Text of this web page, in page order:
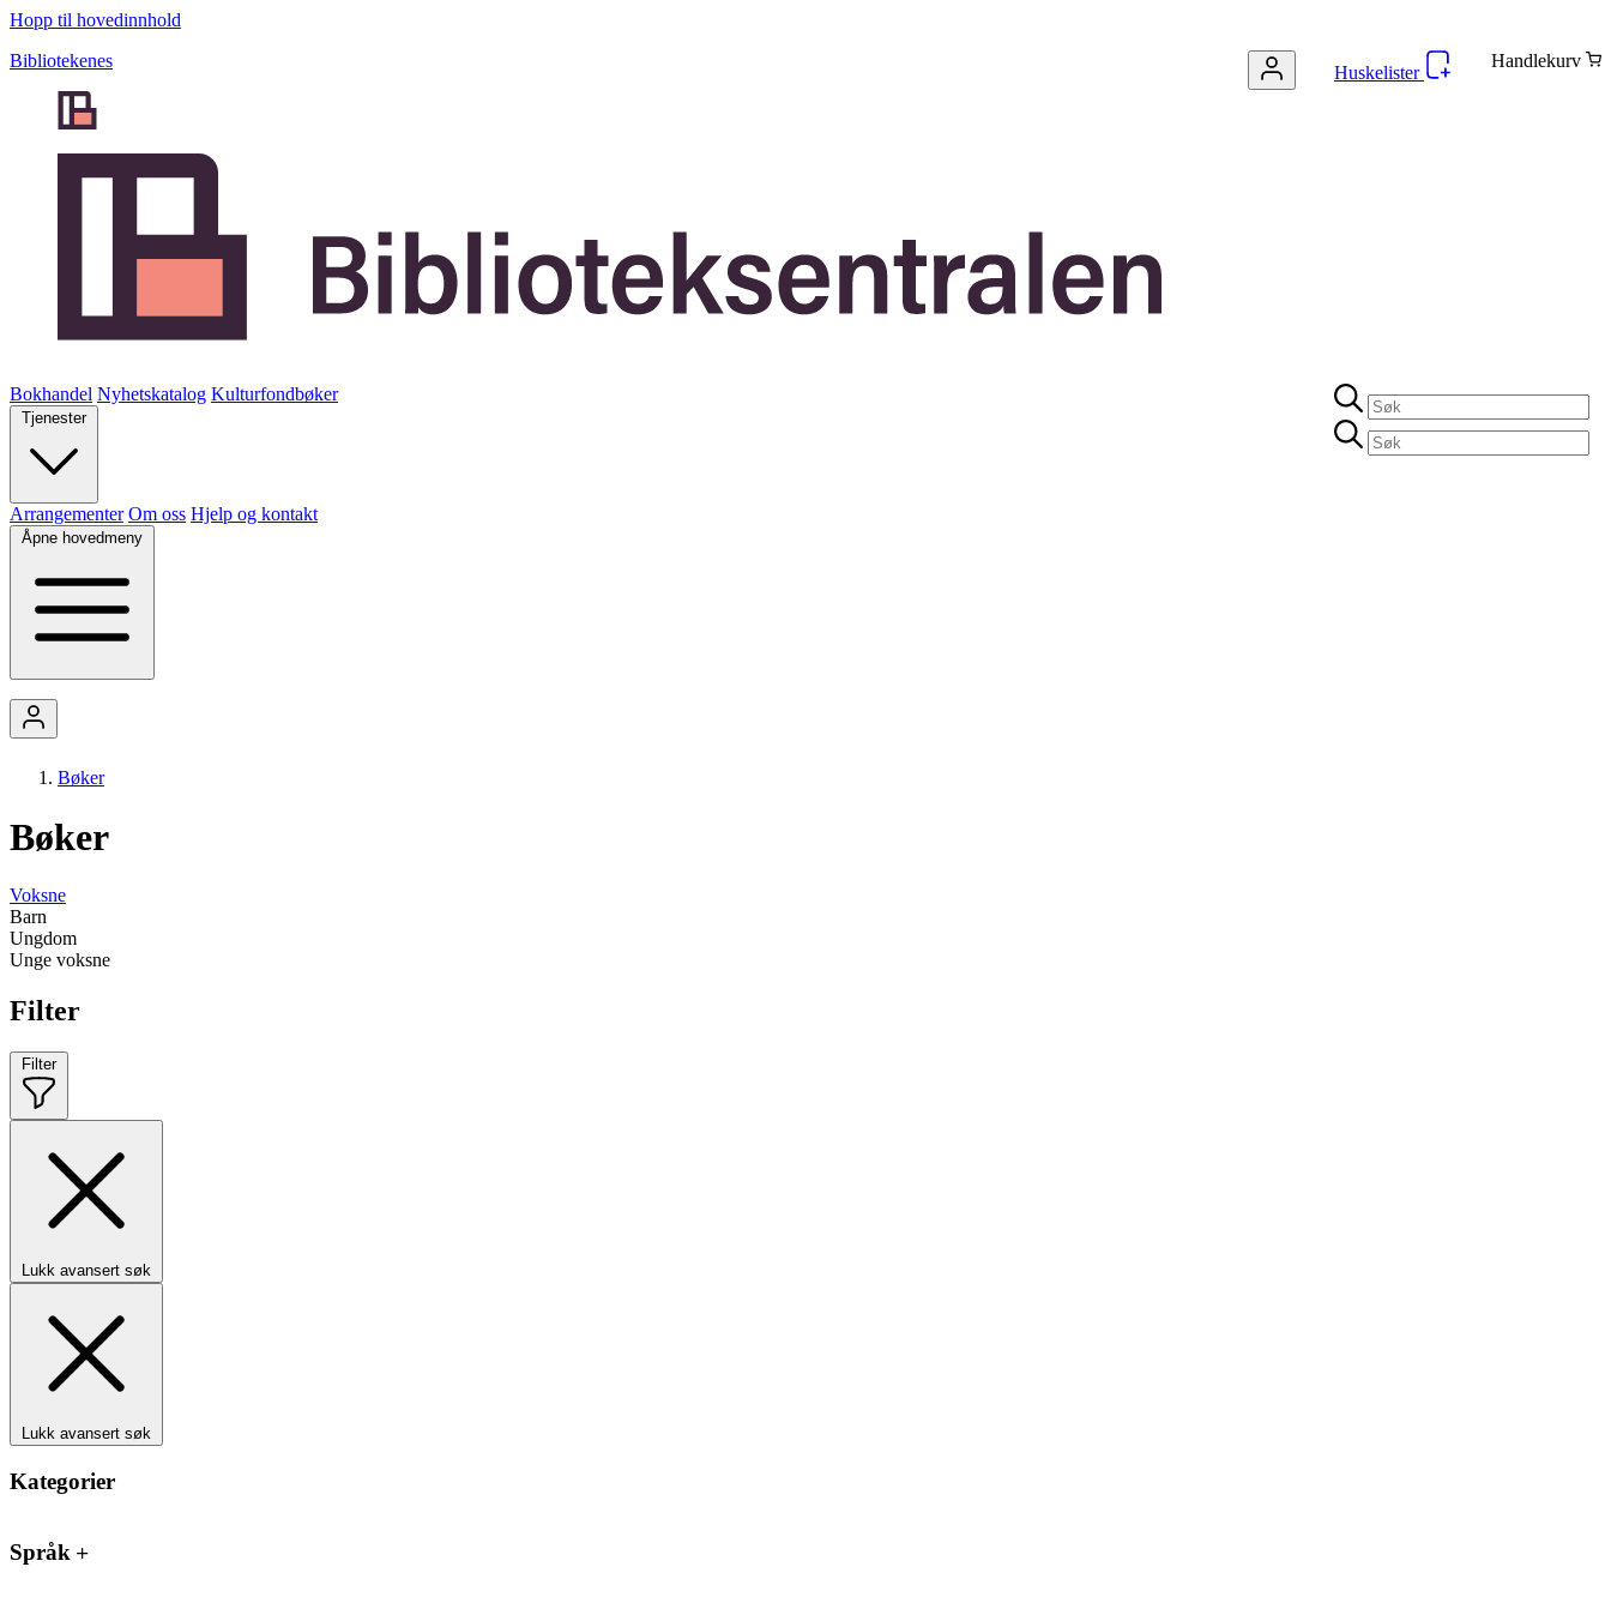
Hopp til hovedinnhold
Bibliotekenes
Bokhandel Nyhetskatalog Kulturfondbøker
Tjenester
Arrangementer Om oss Hjelp og kontakt
Åpne hovedmeny
Huskelister
Handlekurv
Bøker
Bøker
Voksne
Barn
Ungdom
Unge voksne
Filter
Filter
Lukk avansert søk
Lukk avansert søk
Kategorier
Språk